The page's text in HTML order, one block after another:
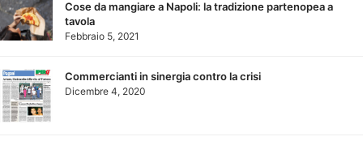
Cose da mangiare a Napoli: la tradizione partenopea a
tavola
Febbraio 5, 2021
Commercianti in sinergia contro la crisi
Dicembre 4, 2020